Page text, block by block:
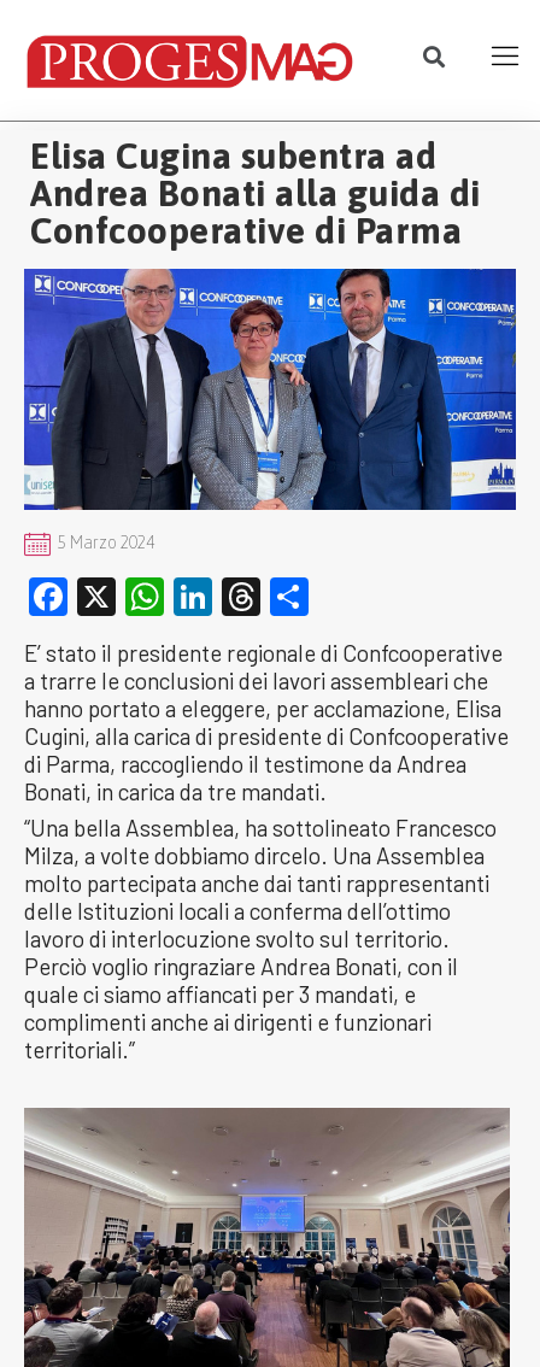
Elisa Cugina subentra ad
Andrea Bonati alla guida di
Confcooperative di Parma
5 Marzo 2024
Facebook
X WhatsApp
LinkedIn
Threads
E’ stato il presidente regionale di Confcooperative
a trarre le conclusioni dei lavori assembleari che
hanno portato a eleggere, per acclamazione, Elisa
Cugini, alla carica di presidente di Confcooperative
di Parma, raccogliendo il testimone da Andrea
Bonati, in carica da tre mandati.
“Una bella Assemblea, ha sottolineato Francesco
Milza, a volte dobbiamo dircelo. Una Assemblea
molto partecipata anche dai tanti rappresentanti
delle Istituzioni locali a conferma dell’ottimo
lavoro di interlocuzione svolto sul territorio.
Perciò voglio ringraziare Andrea Bonati, con il
quale ci siamo affiancati per 3 mandati, e
complimenti anche ai dirigenti e funzionari
territoriali.”